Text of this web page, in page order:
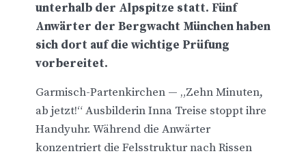
unterhalb der Alpspitze statt. Fünf
Anwärter der Bergwacht München haben
sich dort auf die wichtige Prüfung
vorbereitet.
Garmisch-Partenkirchen — „Zehn Minuten,
ab jetzt!“ Ausbilderin Inna Treise stoppt ihre
Handyuhr. Während die Anwärter
konzentriert die Felsstruktur nach Rissen